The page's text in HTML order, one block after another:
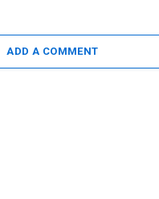
ADD A COMMENT